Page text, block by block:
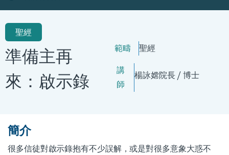
聖經
準備主再
來：啟示錄
範疇 聖經
講
師
楊詠嫦院長 / 博士
簡介
很多信徒對啟示錄抱有不少誤解，或是對很多意象大惑不